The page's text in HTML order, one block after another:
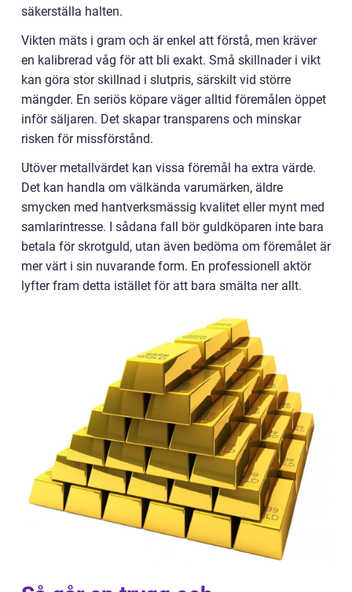
säkerställa halten.
Vikten mäts i gram och är enkel att förstå, men kräver
en kalibrerad våg för att bli exakt. Små skillnader i vikt
kan göra stor skillnad i slutpris, särskilt vid större
mängder. En seriös köpare väger alltid föremålen öppet
inför säljaren. Det skapar transparens och minskar
risken för missförstånd.
Utöver metallvärdet kan vissa föremål ha extra värde.
Det kan handla om välkända varumärken, äldre
smycken med hantverksmässig kvalitet eller mynt med
samlarintresse. I sådana fall bör guldköparen inte bara
betala för skrotguld, utan även bedöma om föremålet är
mer värt i sin nuvarande form. En professionell aktör
lyfter fram detta istället för att bara smälta ner allt.